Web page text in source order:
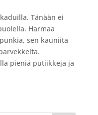
Tänään ei
Harmaa
sen kauniita
pieniä putiikkeja ja